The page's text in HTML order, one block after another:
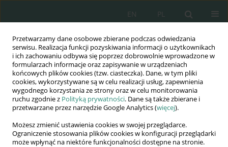
Przetwarzamy dane osobowe zbierane podczas odwiedzania
serwisu. Realizacja funkcji pozyskiwania informacji o użytkownikach
i ich zachowaniu odbywa się poprzez dobrowolnie wprowadzone w
formularzach informacje oraz zapisywanie w urządzeniach
końcowych plików cookies (tzw. ciasteczka). Dane, w tym pliki
cookies, wykorzystywane są w celu realizacji usług, zapewnienia
wygodnego korzystania ze strony oraz w celu monitorowania
ruchu zgodnie z Polityką prywatności. Dane są także zbierane i
przetwarzane przez narzędzie Google Analytics (więcej).
Możesz zmienić ustawienia cookies w swojej przeglądarce.
Ograniczenie stosowania plików cookies w konfiguracji przeglądarki
może wpłynąć na niektóre funkcjonalności dostępne na stronie.
PL
EN
Wydawnictwo
AWSGE
Akademia Nauk Stosowanych
WSGE
im. Alcide De Gasperi